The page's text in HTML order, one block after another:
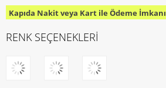
Kapıda Nakit veya Kart ile Ödeme İmkanı
RENK SEÇENEKLERİ